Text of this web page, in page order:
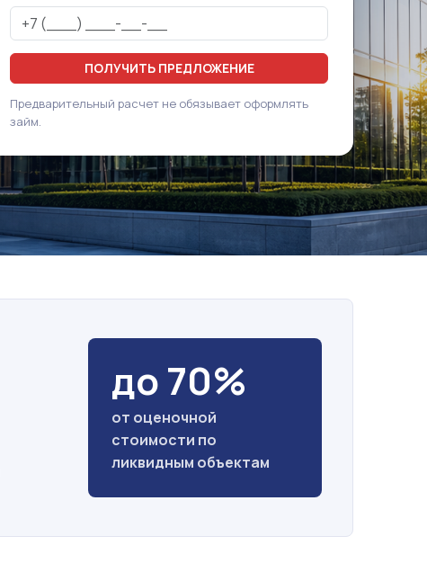
ПОЛУЧИТЬ ПРЕДЛОЖЕНИЕ
Предварительный расчет не обязывает оформлять
займ.
до 70%
от оценочной
стоимости по
ликвидным объектам